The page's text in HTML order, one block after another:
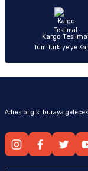
Kargo
Tüm Türkiye’ye
Adres bilgisi buraya